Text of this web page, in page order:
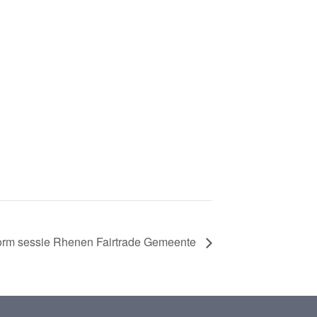
sessie Rhenen Fairtrade Gemeente